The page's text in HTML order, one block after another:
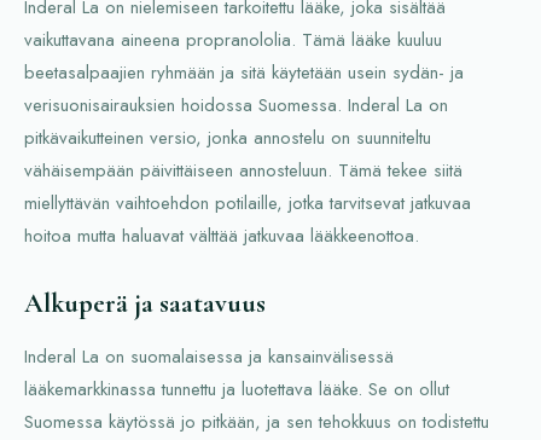
Inderal La on nielemiseen tarkoitettu lääke, joka sisältää
vaikuttavana aineena propranololia. Tämä lääke kuuluu
beetasalpaajien ryhmään ja sitä käytetään usein sydän- ja
verisuonisairauksien hoidossa Suomessa. Inderal La on
pitkävaikutteinen versio, jonka annostelu on suunniteltu
vähäisempään päivittäiseen annosteluun. Tämä tekee siitä
miellyttävän vaihtoehdon potilaille, jotka tarvitsevat jatkuvaa
hoitoa mutta haluavat välttää jatkuvaa lääkkeenottoa.
Alkuperä ja saatavuus
Inderal La on suomalaisessa ja kansainvälisessä
lääkemarkkinassa tunnettu ja luotettava lääke. Se on ollut
Suomessa käytössä jo pitkään, ja sen tehokkuus on todistettu